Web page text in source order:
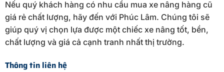
Nếu quý khách hàng có nhu cầu mua xe nâng hàng cũ
giá rẻ chất lượng, hãy đến với Phúc Lâm. Chúng tôi sẽ
giúp quý vị chọn lựa được một chiếc xe nâng tốt, bền,
chất lượng và giá cả cạnh tranh nhất thị trường.
Thông tin liên hệ